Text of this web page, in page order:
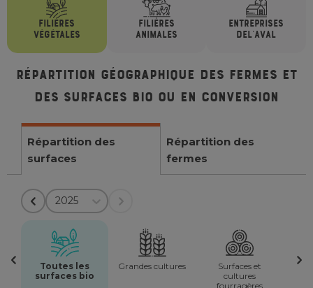
FILIÈRES
VÉGÉTALES
FILIÈRES
ANIMALES
ENTREPRISES
DEL'AVAL
Répartition géographique des fermes et
des surfaces bio ou en conversion
Répartition des
surfaces
Répartition des
fermes
2025
Toutes les
surfaces bio
Grandes cultures
Surfaces et
cultures
fourragères